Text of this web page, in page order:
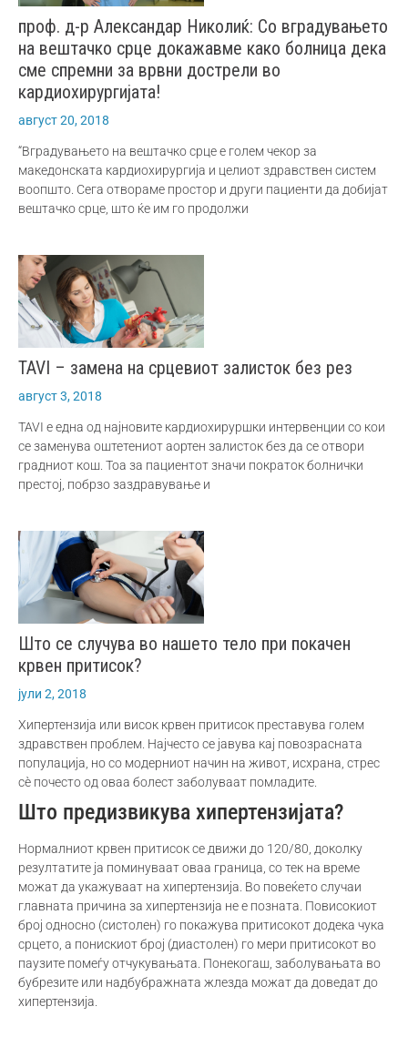
проф. д-р Александар Николиќ: Со вградувањето
на вештачко срце докажавме како болница дека
сме спремни за врвни дострели во
кардиохирургијата!
август 20, 2018
“Вградувањето на вештачко срце е голем чекор за
македонската кардиохирургија и целиот здравствен систем
воопшто. Сега отвораме простор и други пациенти да добијат
вештачко срце, што ќе им го продолжи
TAVI – замена на срцевиот залисток без рез
август 3, 2018
TAVI е една од најновите кардиохируршки интервенции со кои
се заменува оштетениот аортен залисток без да се отвори
градниот кош. Тоа за пациентот значи пократок болнички
престој, побрзо заздравување и
Што се случува во нашето тело при покачен
крвен притисок?
јули 2, 2018
Хипертензија или висок крвен притисок преставува голем
здравствен проблем. Најчесто се јавува кај повозрасната
популација, но со модерниот начин на живот, исхрана, стрес
сè почесто од оваа болест заболуваат помладите.
Што предизвикува хипертензијата?
Нормалниот крвен притисок се движи до 120/80, доколку
резултатите ја поминуваат оваа граница, со тек на време
можат да укажуваат на хипертензија. Во повеќето случаи
главната причина за хипертензија не е позната. Повисокиот
број односно (систолен) го покажува притисокот додека чука
срцето, а понискиот број (диастолен) го мери притисокот во
паузите помеѓу отчукувањата. Понекогаш, заболувањата во
бубрезите или надбубражната жлезда можат да доведат до
хипертензија.